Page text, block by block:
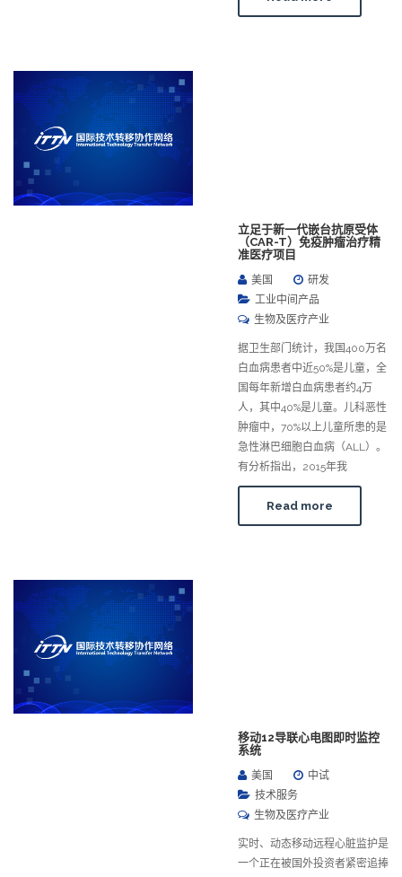
立足于新一代嵌台抗原受体
（CAR-T）免疫肿瘤治疗精
准医疗项目
美国
研发
工业中间产品
生物及医疗产业
据卫生部门统计，我国400万名
白血病患者中近50%是儿童，全
国每年新增白血病患者约4万
人，其中40%是儿童。儿科恶性
肿瘤中，70%以上儿童所患的是
急性淋巴细胞白血病（ALL）。
有分析指出，2015年我
Read more
移动12导联心电图即时监控
系统
美国
中试
技术服务
生物及医疗产业
实时、动态移动远程心脏监护是
一个正在被国外投资者紧密追捧